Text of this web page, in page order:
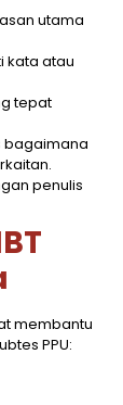
utama
kata atau
tepat
bagaimana
penulis
membantu
PPU:​